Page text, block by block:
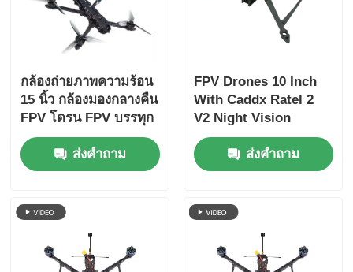
กล้องถ่ายภาพความร้อน
15 นิ้ว กล้องมองกลางคืน
FPV โดรน FPV บรรทุก
หนัก บินได้นานสำหรับ
งานอดิเรก RC FPV
ส่งคำถาม
FPV Drones 10 Inch
With Caddx Ratel 2
V2 Night Vision
Cherry II Antenna
HappyModel Receiver
Stack-SpeedyBeeV3
FPV เครื่องรับเสียงแบบ
กับ Caddx Ratel 2 V2
Night Vision Cherry II
ส่งคำถาม